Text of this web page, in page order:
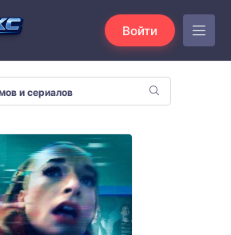
Войти